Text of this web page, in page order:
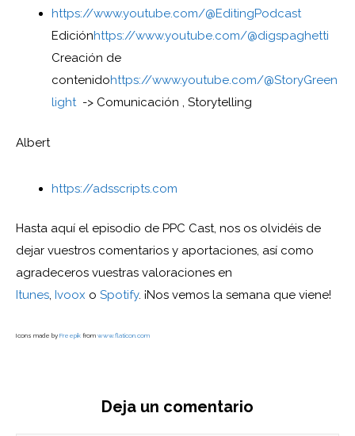
https://www.youtube.com/@EditingPodcast
Ediciónhttps://www.youtube.com/@digspaghetti
Creación de
contenidohttps://www.youtube.com/@StoryGreen
light-> Comunicación , Storytelling
Albert
https://adsscripts.com
Hasta aquí el episodio de PPC Cast, nos os olvidéis de
dejar vuestros comentarios y aportaciones, así como
agradeceros vuestras valoraciones en
Itunes, Ivoox o Spotify. ¡Nos vemos la semana que viene!
Icons made by Freepik from www.flaticon.com
Deja un comentario